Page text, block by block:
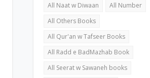
All Naat w Diwaan
All Number
All Others Books
All Qur'an w Tafseer Books
All Radd e BadMazhab Book
All Seerat w Sawaneh books